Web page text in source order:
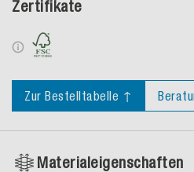
Zertifikate
Zur Bestelltabelle ↑
Materialeigenschaften